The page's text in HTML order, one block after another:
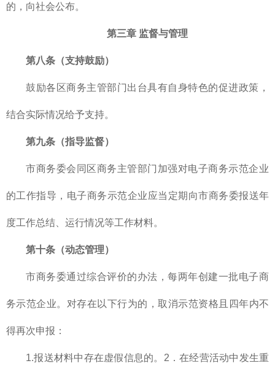
的，向社会公布。
第三章 监督与管理
第八条（支持鼓励）
鼓励各区商务主管部门出台具有自身特色的促进政策，
结合实际情况给予支持。
第九条（指导监督）
市商务委会同区商务主管部门加强对电子商务示范企业
的工作指导，电子商务示范企业应当定期向市商务委报送年
度工作总结、运行情况等工作材料。
第十条（动态管理）
市商务委通过综合评价的办法，每两年创建一批电子商
务示范企业。对存在以下行为的，取消示范资格且四年内不
得再次申报：
1.报送材料中存在虚假信息的。2．在经营活动中发生重